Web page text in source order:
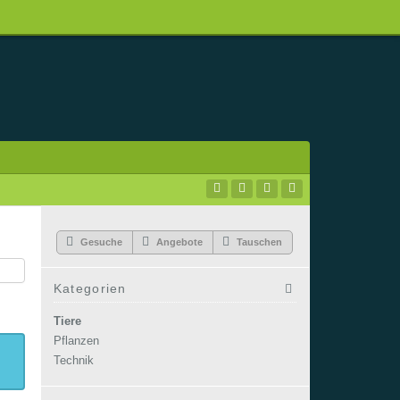
Gesuche Angebote Tauschen
Kategorien
Tiere
Pflanzen
Technik